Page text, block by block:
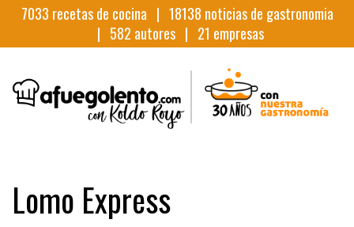
7033 recetas de cocina | 18138 noticias de gastronomia
| 582 autores | 21 empresas
Lomo Express